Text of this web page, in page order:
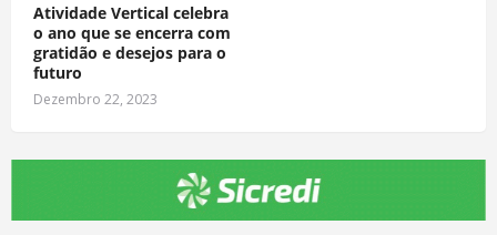
Atividade Vertical celebra
o ano que se encerra com
gratidão e desejos para o
futuro
Dezembro 22, 2023